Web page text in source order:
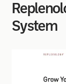
System